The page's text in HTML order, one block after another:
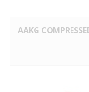
AAKG